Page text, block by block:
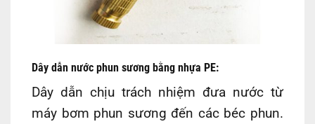
Dây dẫn nước phun sương bằng nhựa PE:
Dây dẫn chịu trách nhiệm đưa nước từ
máy bơm phun sương đến các béc phun.